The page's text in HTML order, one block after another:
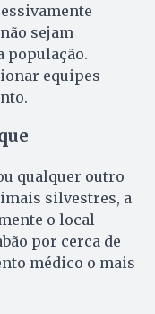
sejam
população.
equipes
qualquer outro
silvestres, a
o local
por cerca de
médico o mais